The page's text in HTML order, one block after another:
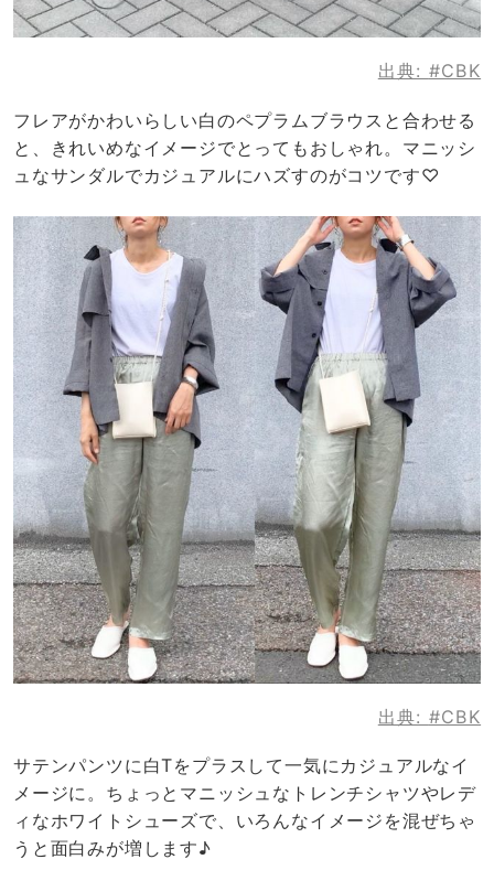
出典: #CBK
フレアがかわいらしい白のペプラムブラウスと合わせる
と、きれいめなイメージでとってもおしゃれ。マニッシ
ュなサンダルでカジュアルにハズすのがコツです♡
出典: #CBK
サテンパンツに白Tをプラスして一気にカジュアルなイ
メージに。ちょっとマニッシュなトレンチシャツやレデ
ィなホワイトシューズで、いろんなイメージを混ぜちゃ
うと面白みが増します♪